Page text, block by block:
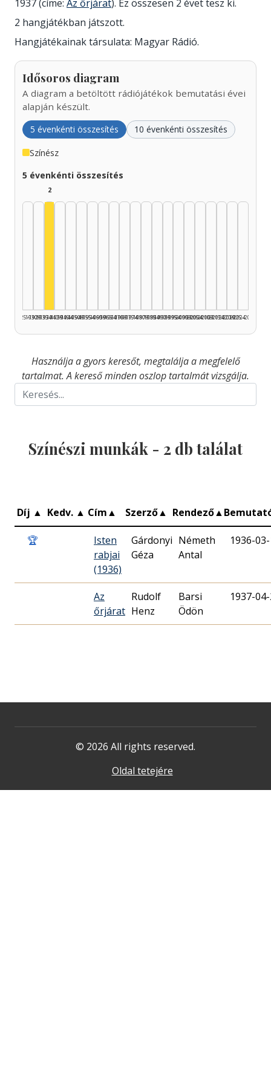
1937 (címe: Az őrjárat). Ez összesen 2 évet tesz ki.
2 hangjátékban játszott.
Hangjátékainak társulata: Magyar Rádió.
Idősoros diagram
A diagram a betöltött rádiójátékok bemutatási évei
alapján készült.
5 évenkénti összesítés 10 évenkénti összesítés
Színész
5 évenkénti összesítés
1925–1929
1930–1934
2
1935–1939
1940–1944
1945–1949
1950–1954
1955–1959
1960–1964
1965–1969
1970–1974
1975–1979
1980–1984
1985–1989
1990–1994
1995–1999
2000–2004
2005–2009
2010–2014
2015–2019
2020–2024
2025–2026
Használja a gyors keresőt, megtalálja a megfelelő
tartalmat. A kereső minden oszlop tartalmát vizsgálja.
Színészi munkák - 2 db találat
Díj ▲ Kedv. ▲ Cím▲ Szerző▲ Rendező▲
🏆
Isten
rabjai
(1936)
Gárdonyi
Géza
Németh
Antal
1936-
Az
őrjárat
Rudolf
Henz
Barsi
Ödön
1937-
© 2026 All rights reserved.
Oldal tetejére